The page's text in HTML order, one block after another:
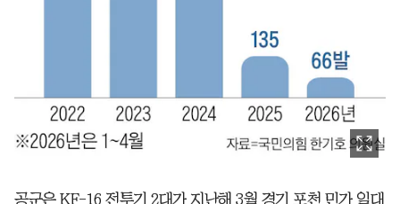
공군은 KF-16 전투기 2대가 지난해 3월 경기 포천 민가 일대